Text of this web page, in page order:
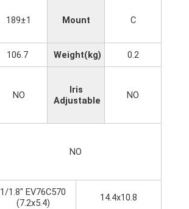
189±1 Mount C
106.7 Weight(kg) 0.2
NO
Iris
Adjustable
NO
NO
1/1.8" EV76C570
(7.2x5.4)
14.4x10.8